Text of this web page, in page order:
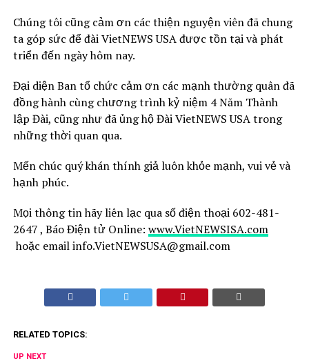
Chúng tôi cũng cảm ơn các thiện nguyện viên đã chung
ta góp sức để đài VietNEWS USA được tồn tại và phát
triển đến ngày hôm nay.
Đại diện Ban tổ chức cảm ơn các mạnh thường quân đã
đồng hành cùng chương trình kỷ niệm 4 Năm Thành
lập Đài, cũng như đã ủng hộ Đài VietNEWS USA trong
những thời quan qua.
Mến chúc quý khán thính giả luôn khỏe mạnh, vui vẻ và
hạnh phúc.
Mọi thông tin hãy liên lạc qua số điện thoại 602-481-
2647 , Báo Điện tử Online: www.VietNEWSISA.com
hoặc email info.VietNEWSUSA@gmail.com
RELATED TOPICS:
UP NEXT